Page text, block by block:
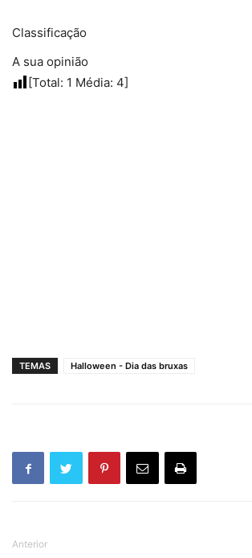
Classificação
A sua opinião
[Total: 1 Média: 4]
TEMAS Halloween - Dia das bruxas
Anterior